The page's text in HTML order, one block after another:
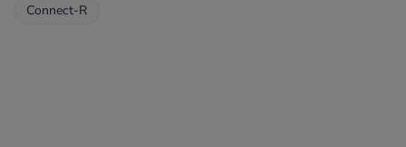
Connect-R